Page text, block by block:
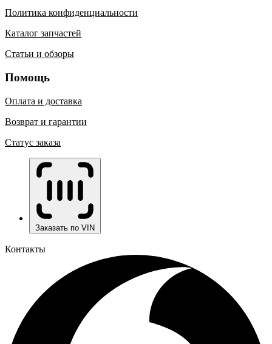
Политика конфиденциальности
Каталог запчастей
Статьи и обзоры
Помощь
Оплата и доставка
Возврат и гарантии
Статус заказа
Заказать по VIN
Контакты